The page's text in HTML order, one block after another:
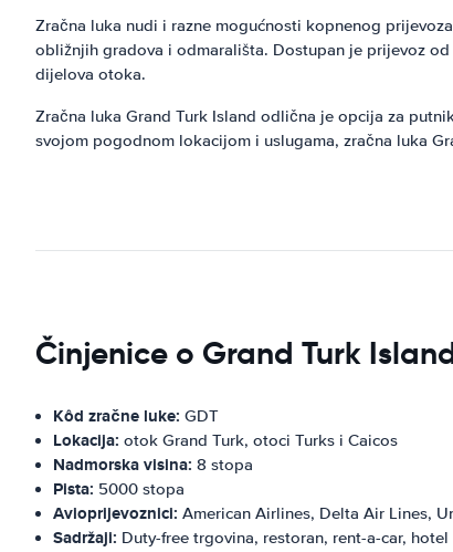
Zračna luka nudi i razne mogućnosti kopnenog
obližnjih gradova i odmarališta. Dostupan je prijevoz
dijelova otoka.
Zračna luka Grand Turk Island odlična je opcija za
svojom pogodnom lokacijom i uslugama, zračna luka
Činjenice o Grand Turk
Kôd zračne luke: GDT
Lokacija: otok Grand Turk, otoci Turks i Caicos
Nadmorska visina: 8 stopa
Pista: 5000 stopa
Avioprijevoznici: American Airlines, Delta Air Lines,
Sadržaji: Duty-free trgovina, restoran, rent-a-car, hotel